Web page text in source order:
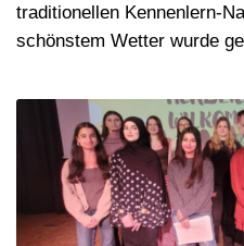
traditionellen Kennenlern-
schönstem Wetter wurde